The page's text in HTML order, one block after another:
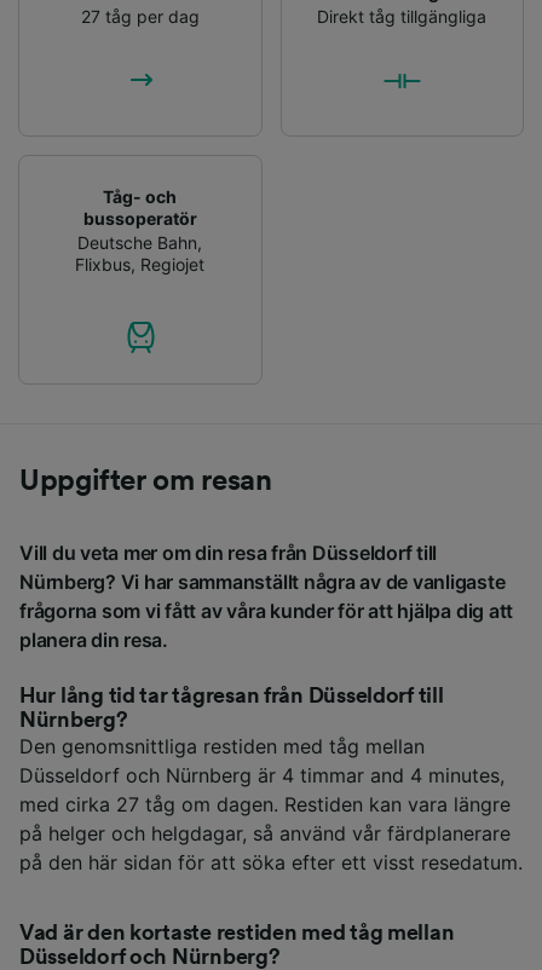
27 tåg per dag
Direkt tåg tillgängliga
Tåg- och
bussoperatör
Deutsche Bahn,
Flixbus, Regiojet
Uppgifter om resan
Vill du veta mer om din resa från Düsseldorf till
Nürnberg? Vi har sammanställt några av de vanligaste
frågorna som vi fått av våra kunder för att hjälpa dig att
planera din resa.
Hur lång tid tar tågresan från Düsseldorf till
Nürnberg?
Den genomsnittliga restiden med tåg mellan
Düsseldorf och Nürnberg är 4 timmar and 4 minutes,
med cirka 27 tåg om dagen. Restiden kan vara längre
på helger och helgdagar, så använd vår färdplanerare
på den här sidan för att söka efter ett visst resedatum.
Vad är den kortaste restiden med tåg mellan
Düsseldorf och Nürnberg?